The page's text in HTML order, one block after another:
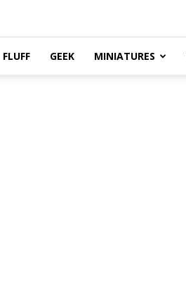
FLUFF GEEK MINIATURES